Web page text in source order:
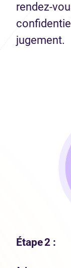
rendez-
jugement.
Étape 2 :